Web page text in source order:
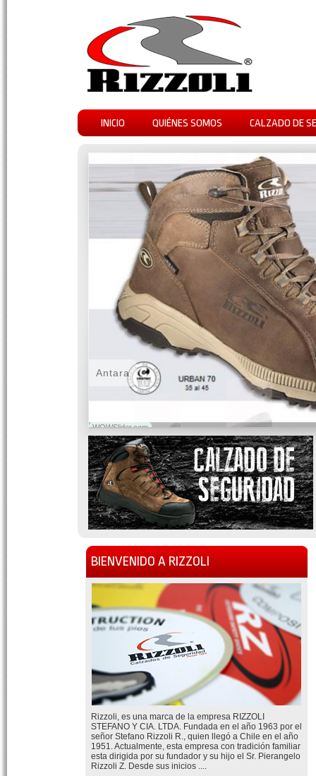
INICIO QUIÉNES SOMOS CALZADO DE
WOWSlider.com
Antara
BIENVENIDO A RIZZOLI
Rizzoli, es una marca de la empresa RIZZOLI
STEFANO Y CIA. LTDA. Fundada en el año 1963 por el
señor Stefano Rizzoli R., quien llegó a Chile en el año
1951. Actualmente, esta empresa con tradición familiar
esta dirigida por su fundador y su hijo el Sr. Pierangelo
Rizzoli Z. Desde sus inicios ....